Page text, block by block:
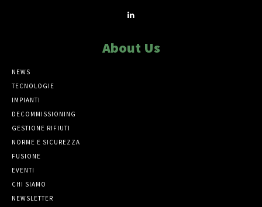
About Us
NEWS
TECNOLOGIE
IMPIANTI
DECOMMISSIONING
GESTIONE RIFIUTI
NORME E SICUREZZA
FUSIONE
EVENTI
CHI SIAMO
NEWSLETTER